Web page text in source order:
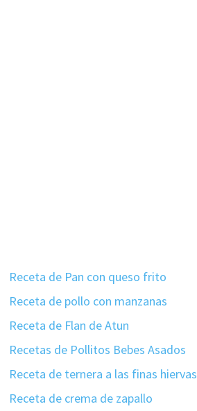
Receta de Pan con queso frito
Receta de pollo con manzanas
Receta de Flan de Atun
Recetas de Pollitos Bebes Asados
Receta de ternera a las finas hiervas
Receta de crema de zapallo